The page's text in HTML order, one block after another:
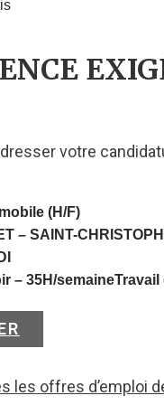
votre
(H/F)
– SAINT-
– 35H/
les offres d’emploi